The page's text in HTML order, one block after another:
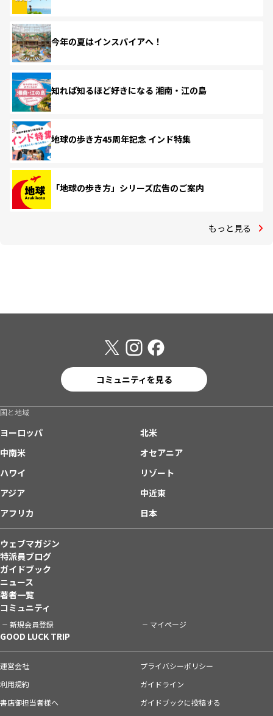
今年の夏はインスパイアへ！
知れば知るほど好きになる 湘南・江の島
地球の歩き方45周年記念 インド特集
「地球の歩き方」シリーズ広告のご案内
もっと見る
コミュニティを見る
国と地域
ヨーロッパ
北米
中南米
オセアニア
ハワイ
リゾート
アジア
中近東
アフリカ
日本
ウェブマガジン
特派員ブログ
ガイドブック
ニュース
著者一覧
コミュニティ
新規会員登録 マイページ
GOOD LUCK TRIP
運営会社
プライバシーポリシー
利用規約
ガイドライン
書店御担当者様へ
ガイドブックに投稿する